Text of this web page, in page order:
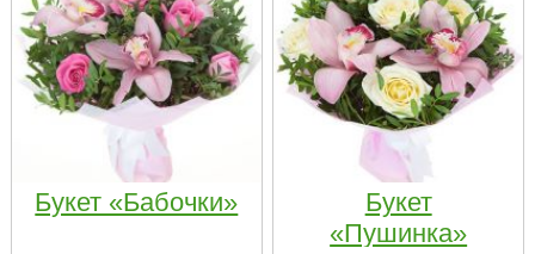
Букет «Бабочки»
Букет
«Пушинка»